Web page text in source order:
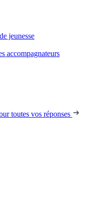
jeunesse
accompagnateurs
toutes vos réponses